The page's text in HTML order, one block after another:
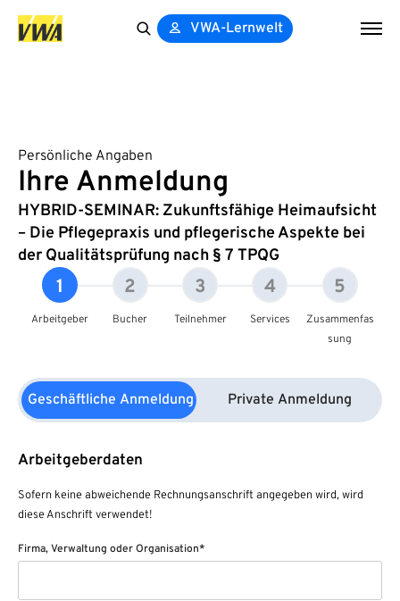
VWA-Lernwelt
Persönliche Angaben
Ihre Anmeldung
HYBRID-SEMINAR: Zukunftsfähige Heimaufsicht
– Die Pflegepraxis und pflegerische Aspekte bei
der Qualitätsprüfung nach § 7 TPQG
1
Arbeitgeber
2
Bucher
3
Teilnehmer
4
Services
5
Zusammenfas
sung
Geschäftliche Anmeldung Private Anmeldung
Arbeitgeberdaten
Sofern keine abweichende Rechnungsanschrift angegeben wird, wird
diese Anschrift verwendet!
Firma, Verwaltung oder Organisation*